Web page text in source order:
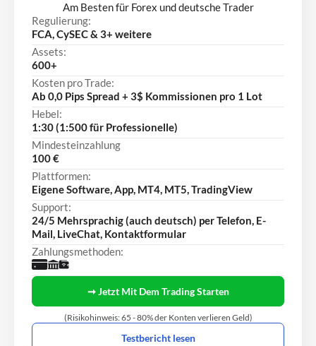
Am Besten für Forex und deutsche Trader
Regulierung:
FCA, CySEC & 3+ weitere
Assets:
600+
Kosten pro Trade:
Ab 0,0 Pips Spread + 3$ Kommissionen pro 1 Lot
Hebel:
1:30 (1:500 für Professionelle)
Mindesteinzahlung
100 €
Plattformen:
Eigene Software, App, MT4, MT5, TradingView
Support:
24/5 Mehrsprachig (auch deutsch) per Telefon, E-
Mail, LiveChat, Kontaktformular
Zahlungsmethoden:
➞ Jetzt Mit Dem Trading Starten
(Risikohinweis: 65 - 80% der Konten verlieren Geld)
Testbericht lesen